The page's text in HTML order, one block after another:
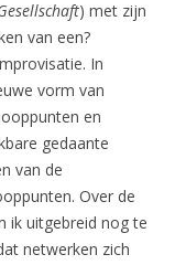
) met zijn
van een?
In
vorm van
en
gedaante
van de
Over de
ik uitgebreid nog te
netwerken zich